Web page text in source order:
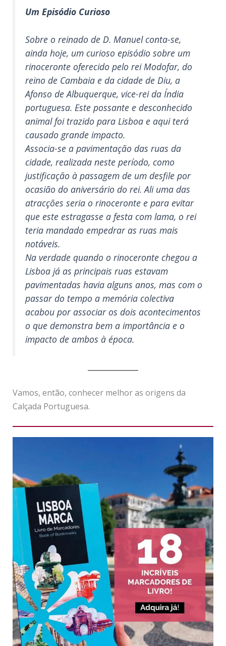
Um Episódio Curioso
Sobre o reinado de D. Manuel conta-se,
ainda hoje, um curioso episódio sobre um
rinoceronte oferecido pelo rei Modofar, do
reino de Cambaia e da cidade de Diu, a
Afonso de Albuquerque, vice-rei da Índia
portuguesa. Este possante e desconhecido
animal foi trazido para Lisboa e aqui terá
causado grande impacto.
Associa-se a pavimentação das ruas da
cidade, realizada neste período, como
justificação à passagem de um desfile por
ocasião do aniversário do rei. Ali uma das
atracções seria o rinoceronte e para evitar
que este estragasse a festa com lama, o rei
teria mandado empedrar as ruas mais
notáveis.
Na verdade quando o rinoceronte chegou a
Lisboa já as principais ruas estavam
pavimentadas havia alguns anos, mas com o
passar do tempo a memória colectiva
acabou por associar os dois acontecimentos
o que demonstra bem a importância e o
impacto de ambos à época.
Vamos, então, conhecer melhor as origens da
Calçada Portuguesa.